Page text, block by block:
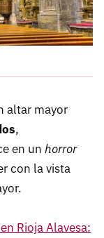
altar mayor
,
en un horror
con la vista
Rioja Alavesa: